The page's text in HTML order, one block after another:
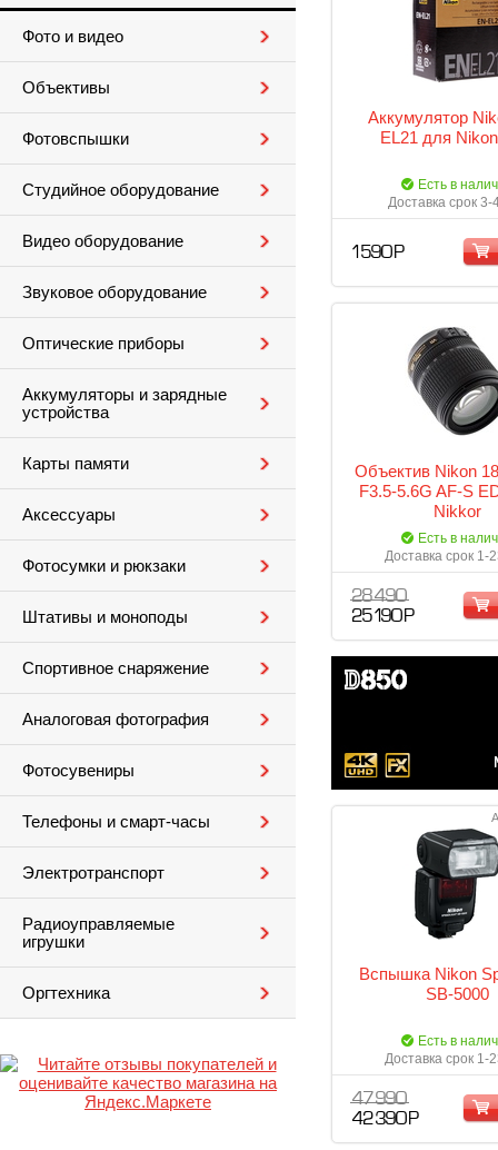
Фото и видео
Объективы
Фотовспышки
Студийное оборудование
Видео оборудование
Звуковое оборудование
Оптические приборы
Аккумуляторы и зарядные
устройства
Карты памяти
Аксессуары
Фотосумки и рюкзаки
Штативы и моноподы
Спортивное снаряжение
Аналоговая фотография
Фотосувениры
Телефоны и смарт-часы
Электротранспорт
Радиоуправляемые
игрушки
Оргтехника
Аккумулятор
EL21 для
Есть в
Доставка срок 3-
1 590 Р
Объектив Nikon
F3.5-5.6G AF-S
Nikkor
Есть в
Доставка срок 1-
28 490
25 190 Р
Вспышка Nikon
SB-5000
Есть в
Доставка срок 1-
47 990
42 390 Р